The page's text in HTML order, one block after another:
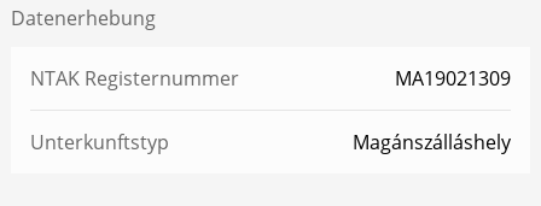
Datenerhebung
NTAK Registernummer MA19021309
Unterkunftstyp Magánszálláshely